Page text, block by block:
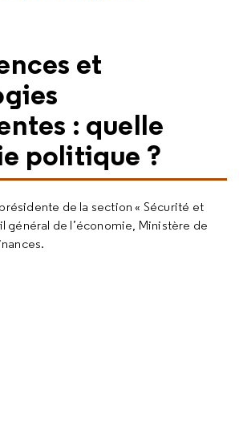
et
: quelle
politique ?
de la section « Sécurité et
général de l’économie, Ministère de